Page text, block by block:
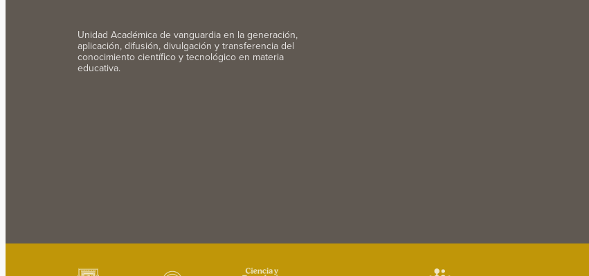
Unidad Académica de vanguardia en la generación,
aplicación, difusión, divulgación y transferencia del
conocimiento científico y tecnológico en materia
educativa.